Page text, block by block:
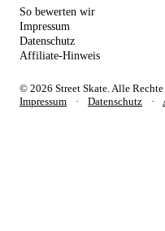
So bewerten wir
Impressum
Datenschutz
Affiliate-Hinweis
© 2026 Street Skate. Alle Rechte
Impressum
· Datenschutz ·